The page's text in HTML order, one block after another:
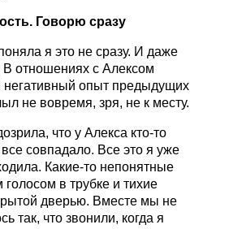
Говорю сразу
я это не сразу. И даже
отношениях с Алексом
негативный опыт предыдущих
не вовремя, зря, не к месту.
что у Алекса кто-то
совпадало. Все это я уже
Какие-то непонятные
голосом в трубке и тихие
дверью. Вместе мы не
так, что звонили, когда я